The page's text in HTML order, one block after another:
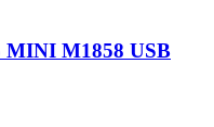
M1858 USB